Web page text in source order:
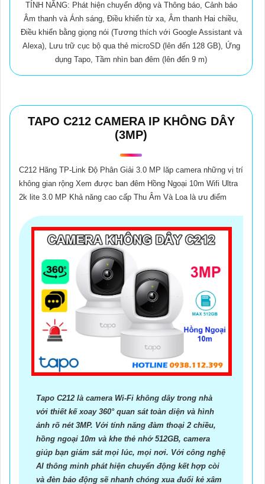
TÍNH NĂNG: Phát hiện chuyển động và Thông báo, Cảnh báo
Âm thanh và Ánh sáng, Điều khiển từ xa, Âm thanh Hai chiều,
Điều khiển bằng giọng nói (Tương thích với Google Assistant và
Alexa), Lưu trữ cục bộ qua thẻ microSD (lên đến 128 GB), Ứng
dụng Tapo, Tầm nhìn ban đêm (lên đến 9 m)
TAPO C212 CAMERA IP KHÔNG DÂY
(3MP)
C212 Hãng TP-Link Độ Phân Giải 3.0 MP lăp camera những vị trí
không gian rộng Xem được ban đêm Hồng Ngoại 10m Wifi Ultra
2k lite 3.0 MP Khả năng cao cấp Thu Âm Và Loa là ưu điểm
Tapo C212 là camera Wi-Fi không dây trong nhà
với thiết kế xoay 360° quan sát toàn diện và hình
ảnh rõ nét 3MP. Với tính năng đàm thoại 2 chiều,
hồng ngoại 10m và khe thẻ nhớ 512GB, camera
giúp bạn giám sát mọi lúc, mọi nơi. Với công nghệ
AI thông minh phát hiện chuyển động kết hợp còi
và đèn báo động sẽ nhanh chóng xua đuổi kẻ xâm